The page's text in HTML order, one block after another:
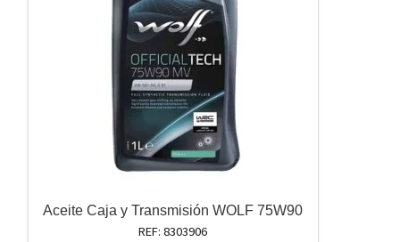
Aceite Caja y Transmisión WOLF 75W90
REF: 8303906